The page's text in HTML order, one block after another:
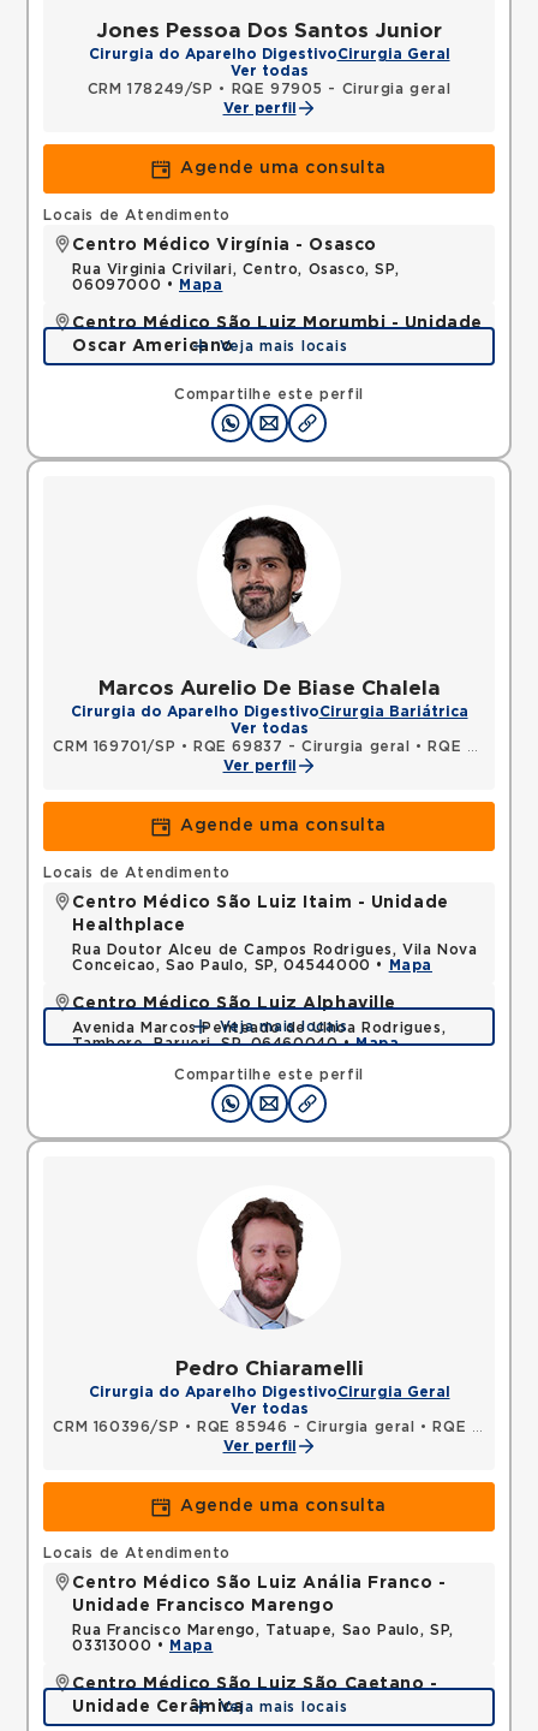
Jones Pessoa Dos Santos Junior
Cirurgia do Aparelho DigestivoCirurgia Geral
Ver todas
CRM 178249/SP •
RQE 97905 - Cirurgia geral
Ver perfil
Agende uma consulta
Compartilhe este perfil
Locais de Atendimento
Centro Médico Virgínia - Osasco
Rua Virginia Crivilari, Centro, Osasco, SP,
06097000 •
Mapa
Centro Médico São Luiz Morumbi - Unidade
Oscar Americano
Rua Engenheiro Oscar Americano, Morumbi, Sao
Paulo, SP, 05673050 •
Mapa
Veja mais locais
Marcos Aurelio De Biase Chalela
Cirurgia do Aparelho DigestivoCirurgia Bariátrica
Ver todas
CRM 169701/SP • RQE 69837 - Cirurgia geral •
RQE 92013 - Cirurgia do aparelho digestivo
Ver perfil
Agende uma consulta
Compartilhe este perfil
Locais de Atendimento
Centro Médico São Luiz Itaim - Unidade
Healthplace
Rua Doutor Alceu de Campos Rodrigues, Vila Nova
Conceicao, Sao Paulo, SP, 04544000 •
Mapa
Centro Médico São Luiz Alphaville
Avenida Marcos Penteado de Ulhoa Rodrigues,
Tambore, Barueri, SP, 06460040 •Mapa
Veja mais locais
Pedro Chiaramelli
Cirurgia do Aparelho DigestivoCirurgia Geral
Ver todas
CRM 160396/SP • RQE 85946 - Cirurgia geral •
RQE 85947 - Cirurgia oncológica
Ver perfil
Agende uma consulta
Locais de Atendimento
Centro Médico São Luiz Anália Franco -
Unidade Francisco Marengo
Rua Francisco Marengo, Tatuape, Sao Paulo, SP,
03313000 •
Mapa
Centro Médico São Luiz São Caetano -
Unidade CerâmicaVeja mais locais